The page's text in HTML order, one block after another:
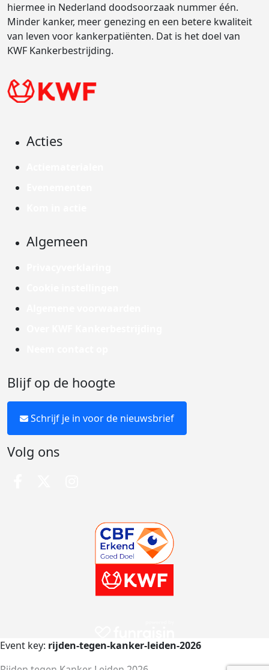
hiermee in Nederland doodsoorzaak nummer één.
Minder kanker, meer genezing en een betere kwaliteit
van leven voor kankerpatiënten. Dat is het doel van
KWF Kankerbestrijding.
Acties
Algemeen
Blijf op de hoogte
Schrijf je in voor de nieuwsbrief
Volg ons
Event key: rijden-tegen-kanker-leiden-2026